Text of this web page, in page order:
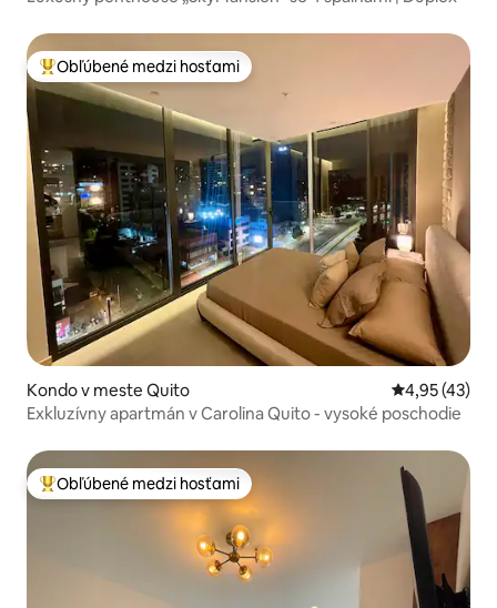
Najobľúbenejšie medzi hosťami
Obľúbené medzi hosťami
Kondo v meste Quito Priemerné
4,95 (43)
Exkluzívny apartmán v Carolina Quito - vysoké poschodie
Najobľúbenejšie medzi hosťami
Obľúbené medzi hosťami